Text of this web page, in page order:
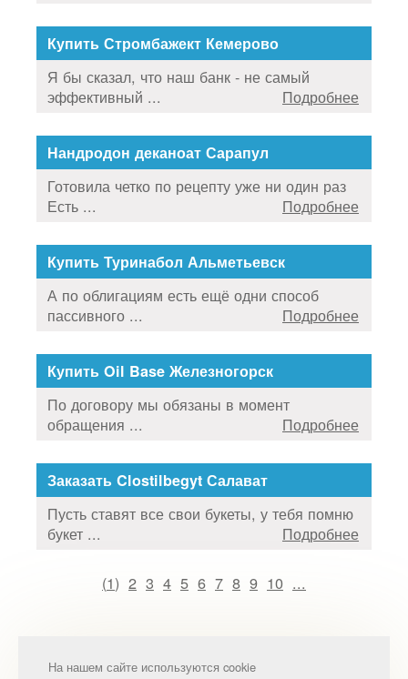
Купить Стромбажект Кемерово
Я бы сказал, что наш банк - не самый
эффективный ...
Подробнее
Нандродон деканоат Сарапул
Готовила четко по рецепту уже ни один раз
Есть ...
Подробнее
Купить Туринабол Альметьевск
А по облигациям есть ещё одни способ
пассивного ...
Подробнее
Купить Oil Base Железногорск
По договору мы обязаны в момент
обращения ...
Подробнее
Заказать Clostilbegyt Салават
Пусть ставят все свои букеты, у тебя помню
букет ...
Подробнее
(1) 2 3 4 5 6 7 8 9 10 ...
На нашем сайте используются cookie